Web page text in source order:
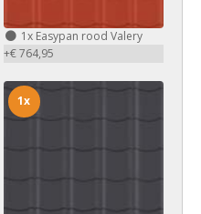
1xEasypan rood Valery
+€ 764,95
1x